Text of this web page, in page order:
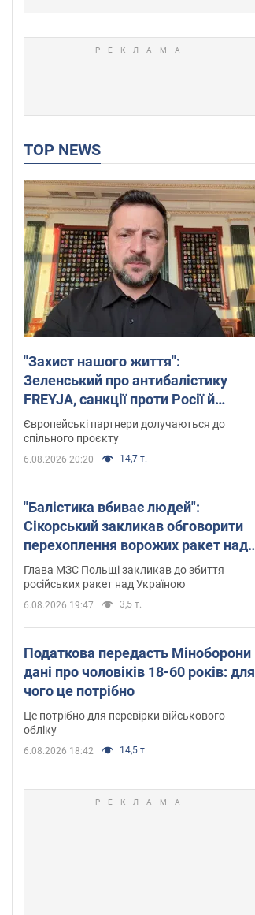
TOP NEWS
"Захист нашого життя":
Зеленський про антибалістику
FREYJA, санкції проти Росії й
підтримку аграріїв. Відео
Європейські партнери долучаються до
спільного проєкту
6.08.2026 20:20 14,7 т.
"Балістика вбиває людей":
Сікорський закликав обговорити
перехоплення ворожих ракет над
Україною
Глава МЗС Польщі закликав до збиття
російських ракет над Україною
6.08.2026 19:47 3,5 т.
Податкова передасть Міноборони
дані про чоловіків 18-60 років: для
чого це потрібно
Це потрібно для перевірки військового
обліку
6.08.2026 18:42 14,5 т.